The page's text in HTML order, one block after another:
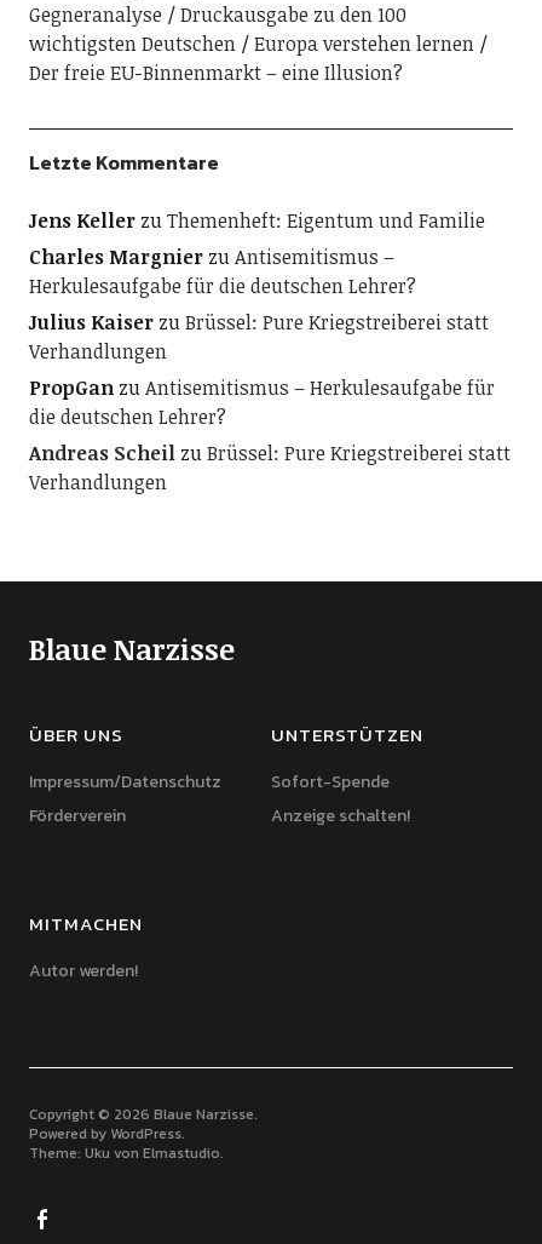
Gegneranalyse
Druckausgabe zu den 100
wichtigsten Deutschen
Europa verstehen lernen
Der freie EU-Binnenmarkt – eine Illusion?
Letzte Kommentare
Jens KellerzuThemenheft: Eigentum und Familie
Charles MargnierzuAntisemitismus –
Herkulesaufgabe für die deutschen Lehrer?
Julius KaiserzuBrüssel: Pure Kriegstreiberei statt
Verhandlungen
PropGanzuAntisemitismus – Herkulesaufgabe für
die deutschen Lehrer?
Andreas ScheilzuBrüssel: Pure Kriegstreiberei statt
Verhandlungen
Blaue Narzisse
ÜBER UNS
Impressum/Datenschutz
Förderverein
UNTERSTÜTZEN
Sofort-Spende
Anzeige schalten!
MITMACHEN
Autor werden!
Copyright © 2026 Blaue Narzisse
Powered by WordPress
Theme: Uku von Elmastudio